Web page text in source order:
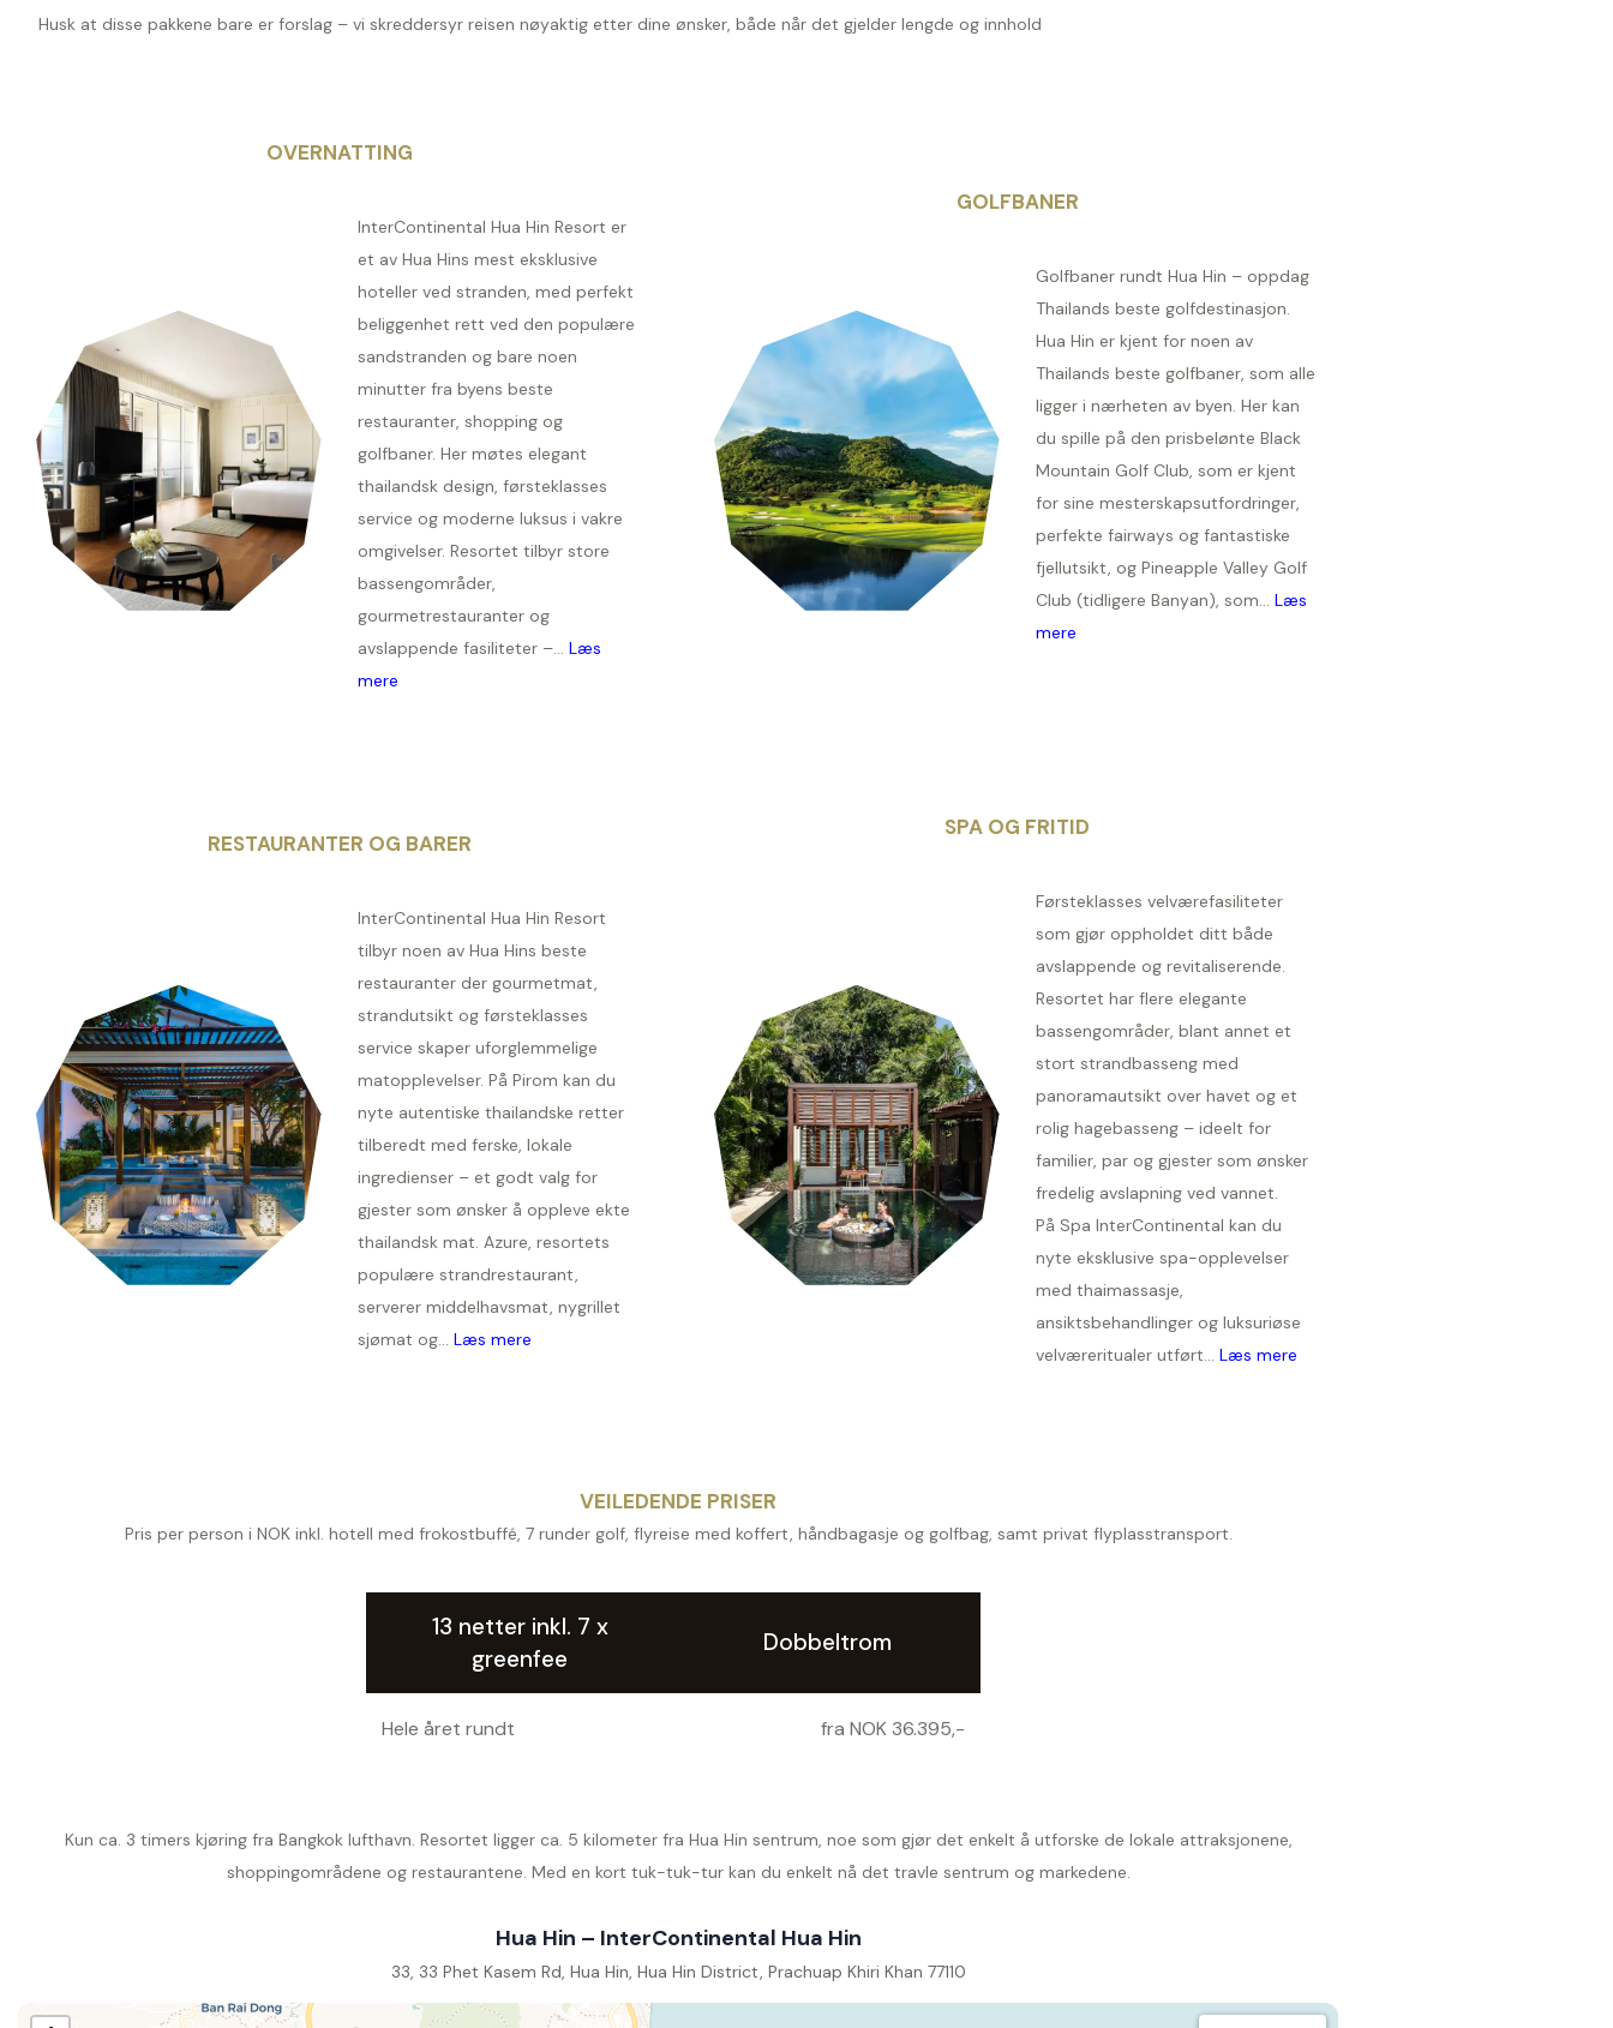
Husk at disse pakkene bare er forslag – vi skreddersyr reisen nøyaktig etter dine ønsker, både når det gjelder lengde og innhold
OVERNATTING
InterContinental Hua Hin Resort er
et av Hua Hins mest eksklusive
hoteller ved stranden, med perfekt
beliggenhet rett ved den populære
sandstranden og bare noen
minutter fra byens beste
restauranter, shopping og
golfbaner. Her møtes elegant
thailandsk design, førsteklasses
service og moderne luksus i vakre
omgivelser. Resortet tilbyr store
bassengområder,
gourmetrestauranter og
avslappende fasiliteter –... Læs
mere
GOLFBANER
Golfbaner rundt Hua Hin – oppdag
Thailands beste golfdestinasjon.
Hua Hin er kjent for noen av
Thailands beste golfbaner, som alle
ligger i nærheten av byen. Her kan
du spille på den prisbelønte Black
Mountain Golf Club, som er kjent
for sine mesterskapsutfordringer,
perfekte fairways og fantastiske
fjellutsikt, og Pineapple Valley Golf
Club (tidligere Banyan), som... Læs
mere
RESTAURANTER OG BARER
InterContinental Hua Hin Resort
tilbyr noen av Hua Hins beste
restauranter der gourmetmat,
strandutsikt og førsteklasses
service skaper uforglemmelige
matopplevelser. På Pirom kan du
nyte autentiske thailandske retter
tilberedt med ferske, lokale
ingredienser – et godt valg for
gjester som ønsker å oppleve ekte
thailandsk mat. Azure, resortets
populære strandrestaurant,
serverer middelhavsmat, nygrillet
sjømat og... Læs mere
SPA OG FRITID
Førsteklasses velværefasiliteter
som gjør oppholdet ditt både
avslappende og revitaliserende.
Resortet har flere elegante
bassengområder, blant annet et
stort strandbasseng med
panoramautsikt over havet og et
rolig hagebasseng – ideelt for
familier, par og gjester som ønsker
fredelig avslapning ved vannet.
På Spa InterContinental kan du
nyte eksklusive spa-opplevelser
med thaimassasje,
ansiktsbehandlinger og luksuriøse
velværeritualer utført... Læs mere
VEILEDENDE PRISER
Pris per person i NOK inkl. hotell med frokostbuffé, 7 runder golf, flyreise med koffert, håndbagasje og golfbag, samt privat flyplasstransport.
13 netter inkl. 7 x
greenfee
Dobbeltrom
Hele året rundt fra NOK 36.395,-
Kun ca. 3 timers kjøring fra Bangkok lufthavn. Resortet ligger ca. 5 kilometer fra Hua Hin sentrum, noe som gjør det enkelt å utforske de lokale attraksjonene,
shoppingområdene og restaurantene. Med en kort tuk-tuk-tur kan du enkelt nå det travle sentrum og markedene.
Hua Hin – InterContinental Hua Hin
33, 33 Phet Kasem Rd, Hua Hin, Hua Hin District, Prachuap Khiri Khan 77110